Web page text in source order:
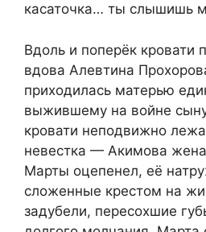
касаточка… ты слышишь
Вдоль и поперёк кровати
вдова Алевтина
приходилась матерью
выжившему на войне
кровати неподвижно
невестка — Акимова
Марты оцепенел, её
сложенные крестом на
задубели, пересохшие